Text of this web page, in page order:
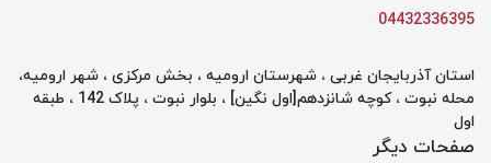
04432336395
استان آذربایجان غربی ، شهرستان ارومیه ، بخش مرکزی ، شهر ارومیه،
محله نبوت ، کوچه شانزدهم[اول نگین] ، بلوار نبوت ، پلاک 142 ، طبقه
اول
صفحات دیگر